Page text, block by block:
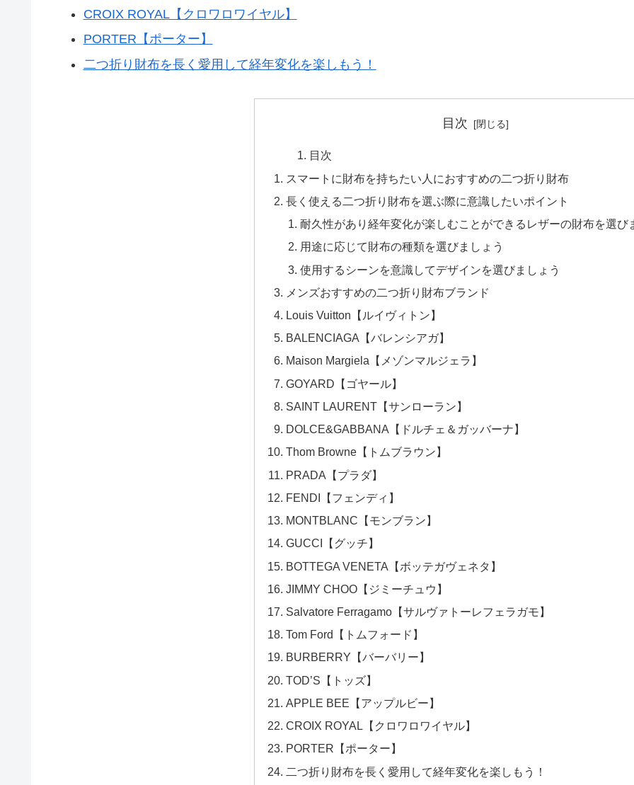
CROIX ROYAL【クロワロワイヤル】
PORTER【ポーター】
二つ折り財布を長く愛用して経年変化を楽しもう！
目次
目次
スマートに財布を持ちたい人におすすめの二つ折り財布
長く使える二つ折り財布を選ぶ際に意識したいポイント
耐久性があり経年変化が楽しむことができるレザーの財布を選び
用途に応じて財布の種類を選びましょう
使用するシーンを意識してデザインを選びましょう
メンズおすすめの二つ折り財布ブランド
Louis Vuitton【ルイヴィトン】
BALENCIAGA【バレンシアガ】
Maison Margiela【メゾンマルジェラ】
GOYARD【ゴヤール】
SAINT LAURENT【サンローラン】
DOLCE&GABBANA【ドルチェ＆ガッバーナ】
Thom Browne【トムブラウン】
PRADA【プラダ】
FENDI【フェンディ】
MONTBLANC【モンブラン】
GUCCI【グッチ】
BOTTEGA VENETA【ボッテガヴェネタ】
JIMMY CHOO【ジミーチュウ】
Salvatore Ferragamo【サルヴァトーレフェラガモ】
Tom Ford【トムフォード】
BURBERRY【バーバリー】
TOD’S【トッズ】
APPLE BEE【アップルビー】
CROIX ROYAL【クロワロワイヤル】
PORTER【ポーター】
二つ折り財布を長く愛用して経年変化を楽しもう！